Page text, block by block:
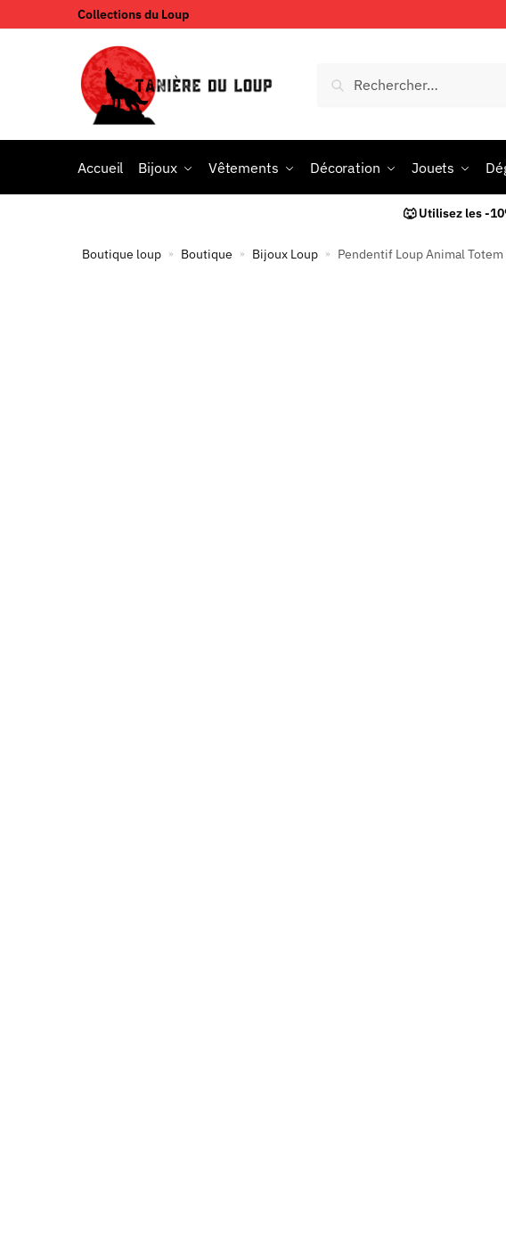
Collections du Loup
Accueil Bijoux Vêtements Décoration Jouets
🐺 Utilisez les -
Boutique loup » Boutique » Bijoux Loup » Pendentif Loup Animal